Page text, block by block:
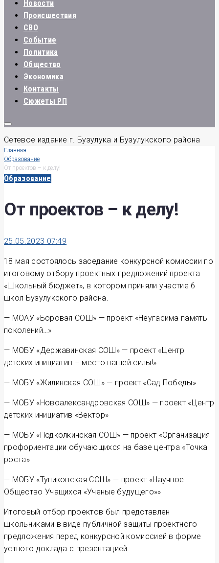
Новости
Происшествия
СВО
Событие
Политика
Общество
Экономика
Контакты
Сюжеты РП
Сетевое издание г. Бузулука и Бузулукского района
Главная
Образование
От проектов – к делу!
Образование
От проектов – к делу!
25.05.2023 07:49
18 мая состоялось заседание конкурсной комиссии по
итоговому отбору проектных предложений проекта
«Школьный бюджет», в котором приняли участие 6
школ Бузулукского района.
— МОАУ «Боровая СОШ» — проект «Неугасима память
поколений…»
— МОБУ «Державинская СОШ» — проект «Центр
детских инициатив – место нашей силы!»
— МОБУ «Жилинская СОШ» — проект «Сад Победы»
— МОБУ «Новоалександровская СОШ» — проект «Центр
детских инициатив «Вектор»
— МОБУ «Подколкинская СОШ» — проект «Организация
профориентации обучающихся на базе центра «Точка
роста»
— МОБУ «Тупиковская СОШ» — проект «Научное
Общество Учащихся «Ученые будущего»»
Итоговый отбор проектов был представлен
школьниками в виде публичной защиты проектного
предложения перед конкурсной комиссией в форме
устного доклада с презентацией.